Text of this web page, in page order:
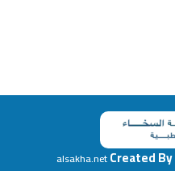
alsakha.netCreated By